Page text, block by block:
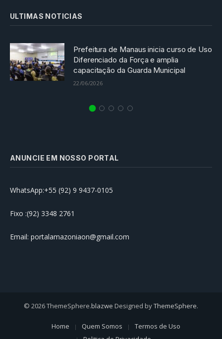
ULTIMAS NOTICIAS
Prefeitura de Manaus inicia curso de Uso
Diferenciado da Força e amplia
capacitação da Guarda Municipal
22/06/2026
ANUNCIE EM NOSSO PORTAL
WhatsApp:+55 (92) 9 9437-0105
Fixo :(92) 3348 2761
Email: portalamazoniaon@gmail.com
© 2026 ThemeSphere.blazwe Designed byThemeSphere.
Home Quem Somos
Termos de Uso